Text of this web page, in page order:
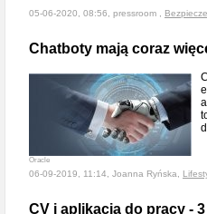
05-06-2020, 08:56, pressroom ,
Chatboty mają coraz
Oracle
06-09-2019, 11:14, Joanna Ryńska,
CV i aplikacja do pracy -